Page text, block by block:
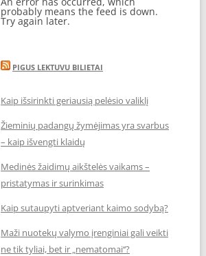
probably means the feed is down.
Try again later.
PIGUS LEKTUVU BILIETAI
Kaip išsirinkti geriausią pelėsio valiklį
Žieminių padangų žymėjimas yra svarbus
– kaip išvengti klaidų
Medinės žaidimų aikštelės vaikams –
pristatymas ir surinkimas
Kaip sutaupyti aptveriant kaimo sodybą?
Maži nuotekų valymo įrenginiai gali veikti
ne tik tyliai, bet ir „nematomai‘‘?